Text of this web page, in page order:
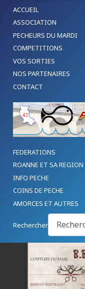
ACCUEIL
ASSOCIATION
PECHEURS DU MARDI
COMPETITIONS
VOS SORTIES
NOS PARTENAIRES
CONTACT
FEDERATIONS
ROANNE ET SA REGION
INFO PECHE
COINS DE PECHE
AMORCES ET AUTRES
Rechercher